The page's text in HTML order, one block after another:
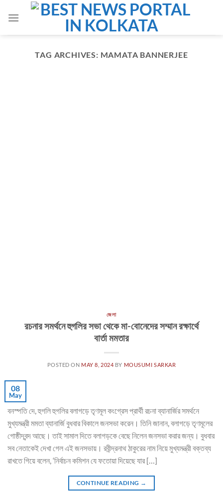
TAG ARCHIVES: MAMATA BANNERJEE
জেলা
রচনার সমর্থনে হুগলির সভা থেকে মা-বোনেদের সম্মান রক্ষার্থে
বার্তা মমতার
POSTED ON MAY 8, 2024 BY MOUSUMI SARKAR
08
May
বনস্পতি দে, হুগলি হুগলির বলাগড়ে তৃণমূল কংগ্রেস প্রার্থী রচনা ব্যানার্জির সমর্থনে
মুখ্যমন্ত্রী মমতা ব্যানার্জি বুধবার বিকালে জনসভা করেন। তিনি জানান, বলাগড়ে তৃণমূলের
গোষ্ঠীদ্বন্দ আছে। তাই সামাল দিতে বলাগড়কে বেছে নিলেন জনসভা করার জন্য। বুধবার
সব নেতাকেই দেখা গেল এই জনসভায়। রবীন্দ্রনাথ ঠাকুরের নাম নিয়ে মুখ্যমন্ত্রী বক্তব্য
রাখতে গিয়ে বলেন, ‘নির্বাচন কমিশন যে ফতোয়া দিয়েছে যার […]
CONTINUE READING →